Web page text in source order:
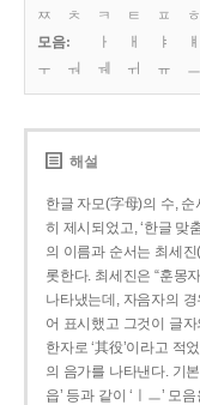
ㅉ
ㅊ ㅋ ㅌ ㅍ
ㅎ
모음:
ㅏ ㅐ ㅑ ㅒ
ㅜ
ㅝ ㅞ ㅟ ㅠ ㅡ
해설
한글 자모(字母)의 수, 순
히 제시되었고, ‘한글 맞
의 이름과 순서는 최세
롯한다. 최세진은 “훈몽
나타냈는데, 자음자의
어 표시했고 그것이 글자
한자로 ‘其役’이라고 적
의 음가를 나타낸다. 기
읍’ 등과 같이 ‘ㅣㅡ’ 모